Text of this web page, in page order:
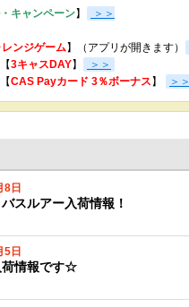
キャンペーン】 ＞＞
ンジゲーム】（アプリが開きます）
3キャスDAY】
＞＞
CAS Payカード 3％ボーナス】 ＞＞
8日
スルアー入荷情報！
5日
荷情報です☆